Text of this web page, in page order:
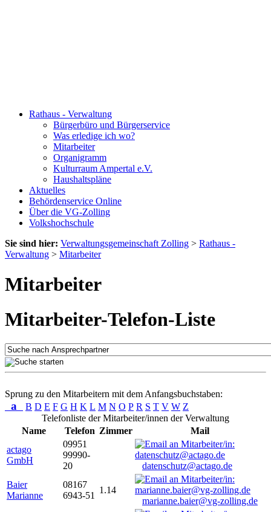
Rathaus - Verwaltung
Bürgerbüro und Bürgerservice
Was erledige ich wo?
Mitarbeiter
Organigramm
Kulturraum Ampertal e.V.
Haushaltspläne
Aktuelles
Behördenservice Online
Über die VG-Zolling
Volkshochschule
Sie sind hier: Verwaltungsgemeinschaft Zolling > Rathaus -
Verwaltung > Mitarbeiter
Mitarbeiter
Mitarbeiter-Telefon-Liste
Sprung zu den Mitarbeitern mit dem Anfangsbuchstaben:
a B D E F G H K L M N O P R S T V W Z
Telefonliste der Mitarbeiter/innen der Verwaltung
Name
Telefon Zimmer
Mail
actago
GmbH
09951
99990-
20
datenschutz@actago.de
Baier
Marianne
08167
6943-51
1.14
marianne.baier@vg-zolling.de